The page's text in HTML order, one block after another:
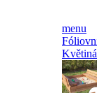
menu